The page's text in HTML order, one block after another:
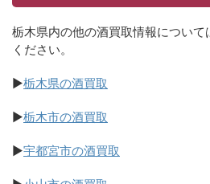
栃木県内の他の酒買取情報につい
ください。
▶栃木県の酒買取
▶栃木市の酒買取
▶宇都宮市の酒買取